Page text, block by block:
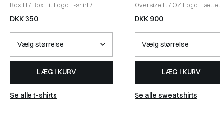
Box fit/ Box Fit Logo T-shirt/
WHITE
DKK 350
LÆG I KURV
Se alle t-shirts
Oversize fit/ OZ Logo
BLACK
DKK 900
LÆG I KURV
Se alle sweatshirts